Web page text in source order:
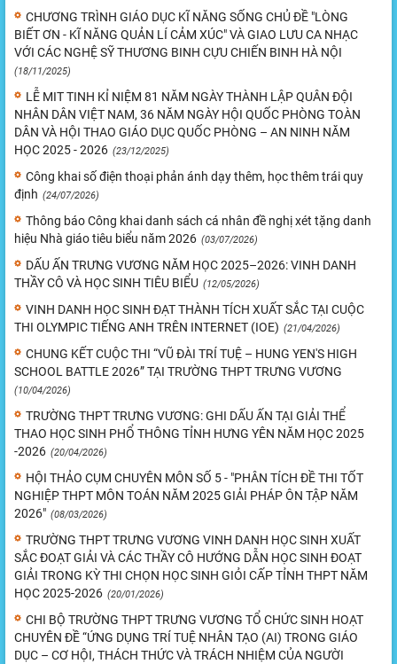
CHƯƠNG TRÌNH GIÁO DỤC KĨ NĂNG SỐNG CHỦ ĐỀ "LÒNG
BIẾT ƠN - KĨ NĂNG QUẢN LÍ CẢM XÚC" VÀ GIAO LƯU CA NHẠC
VỚI CÁC NGHỆ SỸ THƯƠNG BINH CỰU CHIẾN BINH HÀ NỘI
(18/11/2025)
LỄ MIT TINH KỈ NIỆM 81 NĂM NGÀY THÀNH LẬP QUÂN ĐỘI
NHÂN DÂN VIỆT NAM, 36 NĂM NGÀY HỘI QUỐC PHÒNG TOÀN
DÂN VÀ HỘI THAO GIÁO DỤC QUỐC PHÒNG – AN NINH NĂM
HỌC 2025 - 2026 (23/12/2025)
Công khai số điện thoại phản ánh dạy thêm, học thêm trái quy
định (24/07/2026)
Thông báo Công khai danh sách cá nhân đề nghị xét tặng danh
hiệu Nhà giáo tiêu biểu năm 2026 (03/07/2026)
DẤU ẤN TRƯNG VƯƠNG NĂM HỌC 2025–2026: VINH DANH
THẦY CÔ VÀ HỌC SINH TIÊU BIỂU (12/05/2026)
VINH DANH HỌC SINH ĐẠT THÀNH TÍCH XUẤT SẮC TẠI CUỘC
THI OLYMPIC TIẾNG ANH TRÊN INTERNET (IOE) (21/04/2026)
CHUNG KẾT CUỘC THI “VŨ ĐÀI TRÍ TUỆ – HUNG YEN'S HIGH
SCHOOL BATTLE 2026” TẠI TRƯỜNG THPT TRƯNG VƯƠNG
(10/04/2026)
TRƯỜNG THPT TRƯNG VƯƠNG: GHI DẤU ẤN TẠI GIẢI THỂ
THAO HỌC SINH PHỔ THÔNG TỈNH HƯNG YÊN NĂM HỌC 2025
-2026 (20/04/2026)
HỘI THẢO CỤM CHUYÊN MÔN SỐ 5 - "PHÂN TÍCH ĐỀ THI TỐT
NGHIỆP THPT MÔN TOÁN NĂM 2025 GIẢI PHÁP ÔN TẬP NĂM
2026" (08/03/2026)
TRƯỜNG THPT TRƯNG VƯƠNG VINH DANH HỌC SINH XUẤT
SẮC ĐOẠT GIẢI VÀ CÁC THẦY CÔ HƯỚNG DẪN HỌC SINH ĐOẠT
GIẢI TRONG KỲ THI CHỌN HỌC SINH GIỎI CẤP TỈNH THPT NĂM
HỌC 2025-2026 (20/01/2026)
CHI BỘ TRƯỜNG THPT TRƯNG VƯƠNG TỔ CHỨC SINH HOẠT
CHUYÊN ĐỀ “ỨNG DỤNG TRÍ TUỆ NHÂN TẠO (AI) TRONG GIÁO
DỤC – CƠ HỘI, THÁCH THỨC VÀ TRÁCH NHIỆM CỦA NGƯỜI